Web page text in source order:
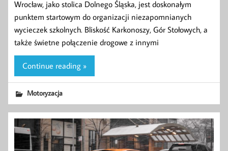
Wrocław, jako stolica Dolnego Śląska, jest doskonałym
punktem startowym do organizacji niezapomnianych
wycieczek szkolnych. Bliskość Karkonoszy, Gór Stołowych, a
także świetne połączenie drogowe z innymi
Continue reading »
Motoryzacja